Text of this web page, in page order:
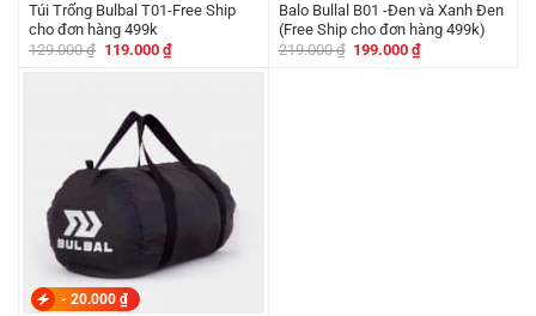
Túi Trống Bulbal T01-Free Ship
cho đơn hàng 499k
129.000₫ Giá
119.000 ₫Giá
hiện
Balo Bullal B01 -Đen và Xanh Đen
(Free Ship cho đơn hàng 499k)
219.000₫ Giá
199.000₫Giá
- 20.000 ₫